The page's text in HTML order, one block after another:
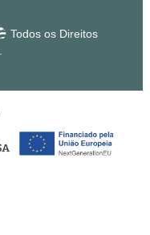
Todos os Direitos